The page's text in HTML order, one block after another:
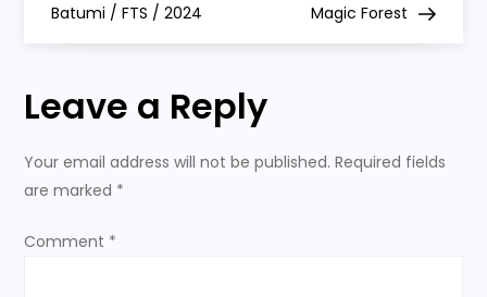
Graffiti
o
t
n
Batumi / FTS / 2024
Magic Forest
Leave a Reply
Your email address will not be published. Required fields
are marked *
Comment *